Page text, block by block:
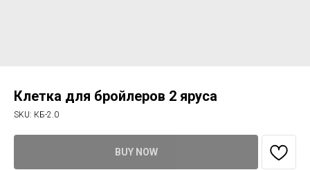
Клетка для бройлеров 2 яруса
SKU: КБ-2.0
BUY NOW